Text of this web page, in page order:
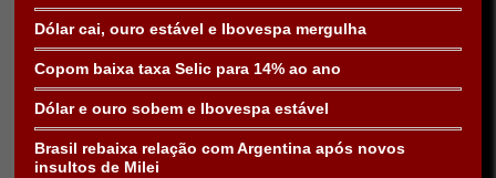
Dólar cai, ouro estável e Ibovespa mergulha
Copom baixa taxa Selic para 14% ao ano
Dólar e ouro sobem e Ibovespa estável
Brasil rebaixa relação com Argentina após novos
insultos de Milei